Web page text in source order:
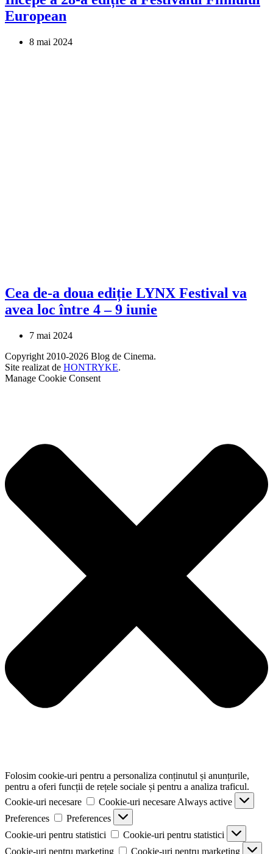
European
8 mai 2024
Cea de-a doua ediție LYNX Festival va
avea loc între 4 – 9 iunie
7 mai 2024
Copyright 2010-2026 Blog de Cinema.
Site realizat de HONTRYKE.
Manage Cookie Consent
Folosim cookie-uri pentru a personaliza conținutul și anunțurile,
pentru a oferi funcții de rețele sociale și pentru a analiza traficul.
Cookie-uri necesare
Cookie-uri necesare Always active
Preferences
Preferences
Cookie-uri pentru statistici
Cookie-uri pentru statistici
Cookie-uri pentru marketing
Cookie-uri pentru marketing